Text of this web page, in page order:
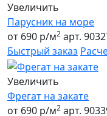
Увеличить
Парусник на море
от 690 р/м2 арт.
Быстрый заказ
Увеличить
Фрегат на закате
от 690 р/м2 арт.